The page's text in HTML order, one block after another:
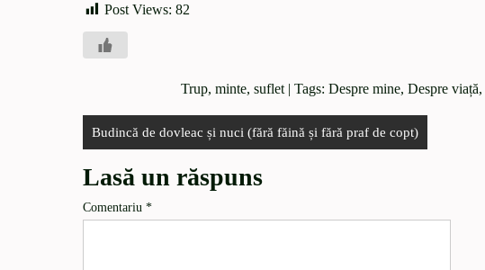
Post Views: 82
Trup, minte, suflet| Tags: Despre mine, Despre viață,
Budincă de dovleac și nuci (fără făină și fără praf de copt)
Lasă un răspuns
Comentariu *